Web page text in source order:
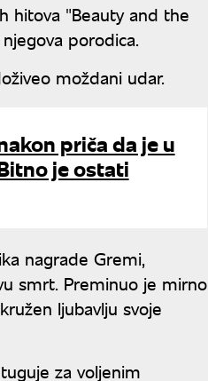
hitova "Beauty and the
porodica.
moždani udar.
priča da je u
je ostati
nagrade Gremi,
smrt. Preminuo je mirno
ljubavlju svoje
za voljenim